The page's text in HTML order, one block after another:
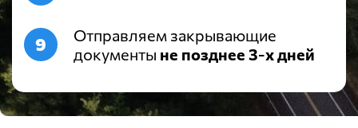
Отправляем закрывающие
документы не позднее 3-х дней